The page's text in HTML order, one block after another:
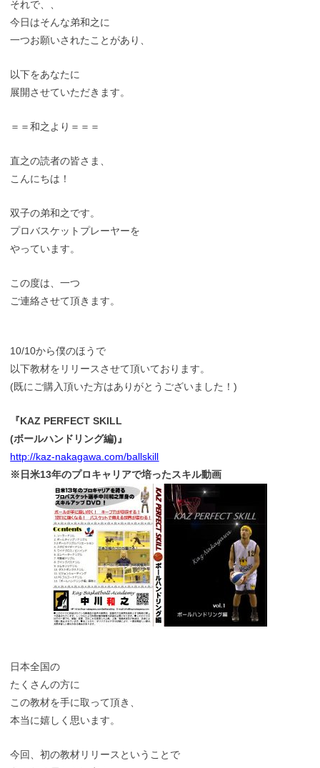
それで、、
今日はそんな弟和之に
一つお願いされたことがあり、
以下をあなたに
展開させていただきます。
＝＝和之より＝＝＝
直之の読者の皆さま、
こんにちは！
双子の弟和之です。
プロバスケットプレーヤーを
やっています。
この度は、一つ
ご連絡させて頂きます。
10/10から僕のほうで
以下教材をリリースさせて頂いております。
(既にご購入頂いた方はありがとうございました！)
『KAZ PERFECT SKILL
(ボールハンドリング編)』
http://kaz-nakagawa.com/ballskill
※日米13年のプロキャリアで培ったスキル動画
日本全国の
たくさんの方に
この教材を手に取って頂き、
本当に嬉しく思います。
今回、初の教材リリースということで